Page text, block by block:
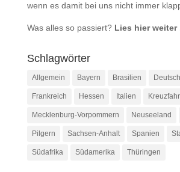
wenn es damit bei uns nicht immer
Was alles so passiert? Lies hier weiter
Schlagwörter
Allgemein Bayern Brasilien
Frankreich Hessen Italien
Mecklenburg-Vorpommern Neuseeland
Pilgern Sachsen-Anhalt Spanien
Südafrika Südamerika Thüringen